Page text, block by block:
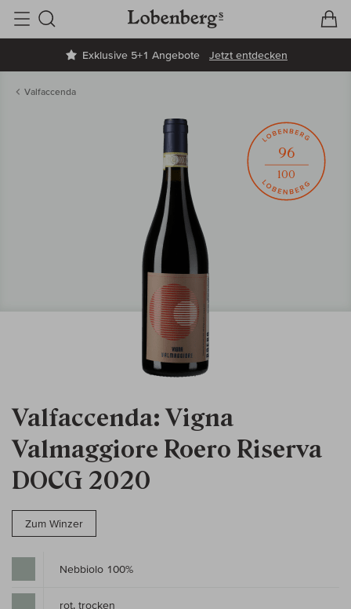
Exklusive 5+1 Angebote Jetzt entdecken
Suche
Valfaccenda
Valfaccenda: Vigna
Valmaggiore Roero Riserva
DOCG 2020
Zum Winzer
96
100
Nebbiolo 100%
rot, trocken